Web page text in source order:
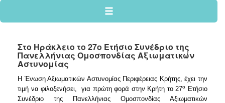
2024
2022
2021
2020
2019
Στο Ηράκλειο το 27ο Ετήσιο Συνέδριο της
Πανελλήνιας Ομοσπονδίας Αξιωματικών
Αστυνομίας
Η Ένωση Αξιωματικών Αστυνομίας Περιφέρειας Κρήτης, έχει την
τιμή να φιλοξενήσει, για πρώτη φορά στην Κρήτη το 27ο Ετήσιο
Συνέδριο της Πανελλήνιας Ομοσπονδίας Αξιωματικών